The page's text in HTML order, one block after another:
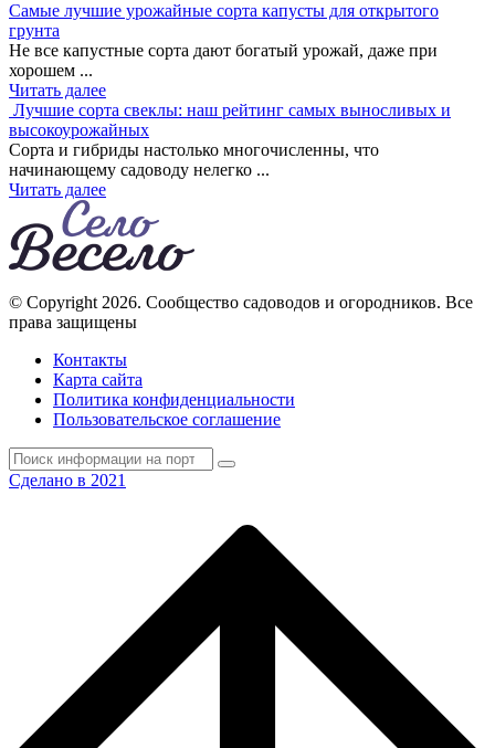
Самые лучшие урожайные сорта капусты для открытого
грунта
Не все капустные сорта дают богатый урожай, даже при
хорошем ...
Читать далее
Лучшие сорта свеклы: наш рейтинг самых выносливых и
высокоурожайных
Сорта и гибриды настолько многочисленны, что
начинающему садоводу нелегко ...
Читать далее
© Copyright 2026. Cообщество садоводов и огородников. Все
права защищены
Контакты
Карта сайта
Политика конфиденциальности
Пользовательское соглашение
Сделано в 2021